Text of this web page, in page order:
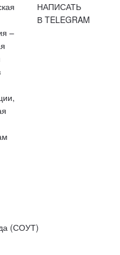
НАПИСАТЬ
В TELEGRAM
(СОУТ)